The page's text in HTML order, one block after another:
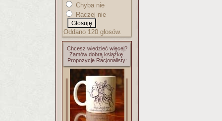
Chyba nie
Raczej nie
Oddano 120 głosów.
Chcesz wiedzieć więcej?
Zamów dobrą książkę.
Propozycje Racjonalisty: